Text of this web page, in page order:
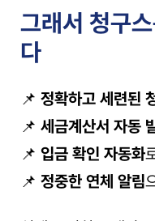
그래서 청구
다
📌 정확하고 세련된
📌 세금계산서 자동
📌 입금 확인 자동화
📌 정중한 연체 알림